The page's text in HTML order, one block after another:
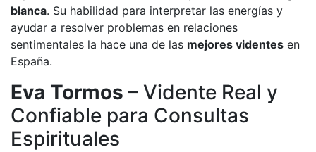
blanca. Su habilidad para interpretar las energías y
ayudar a resolver problemas en relaciones
sentimentales la hace una de las mejores videntes en
España.
Eva Tormos – Vidente Real y
Confiable para Consultas
Espirituales